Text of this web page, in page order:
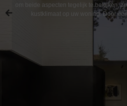
om beide aspecten tegelijk te bekijken,
kustklimaat op uw woning. Door